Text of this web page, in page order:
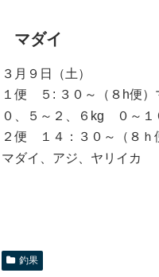
マダイ
３月９日（土）
１便 ５: ３０～（８h便）
０、５～２、６kg ０～１
２便 １４：３０～（８ｈ
マダイ、アジ、ヤリイカ
釣果